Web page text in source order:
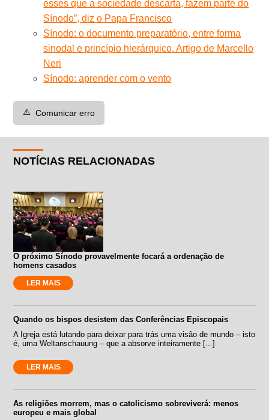
esses que a sociedade descarta, fazem parte do
Sínodo”, diz o Papa Francisco
Sínodo: o documento preparatório, entre forma
sinodal e princípio hierárquico. Artigo de Marcello
Neri
Sínodo: aprender com o vento
⚠️ Comunicar erro
NOTÍCIAS RELACIONADAS
O próximo Sínodo provavelmente focará a ordenação de
homens casados
LER MAIS
Quando os bispos desistem das Conferências Episcopais
A Igreja está lutando para deixar para trás uma visão de mundo – isto
é, uma Weltanschauung – que a absorve inteiramente [...]
LER MAIS
As religiões morrem, mas o catolicismo sobreviverá: menos
europeu e mais global